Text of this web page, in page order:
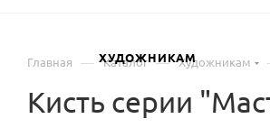
ХУДОЖНИКАМ
Главная — Каталог — Художникам
Кисть серии